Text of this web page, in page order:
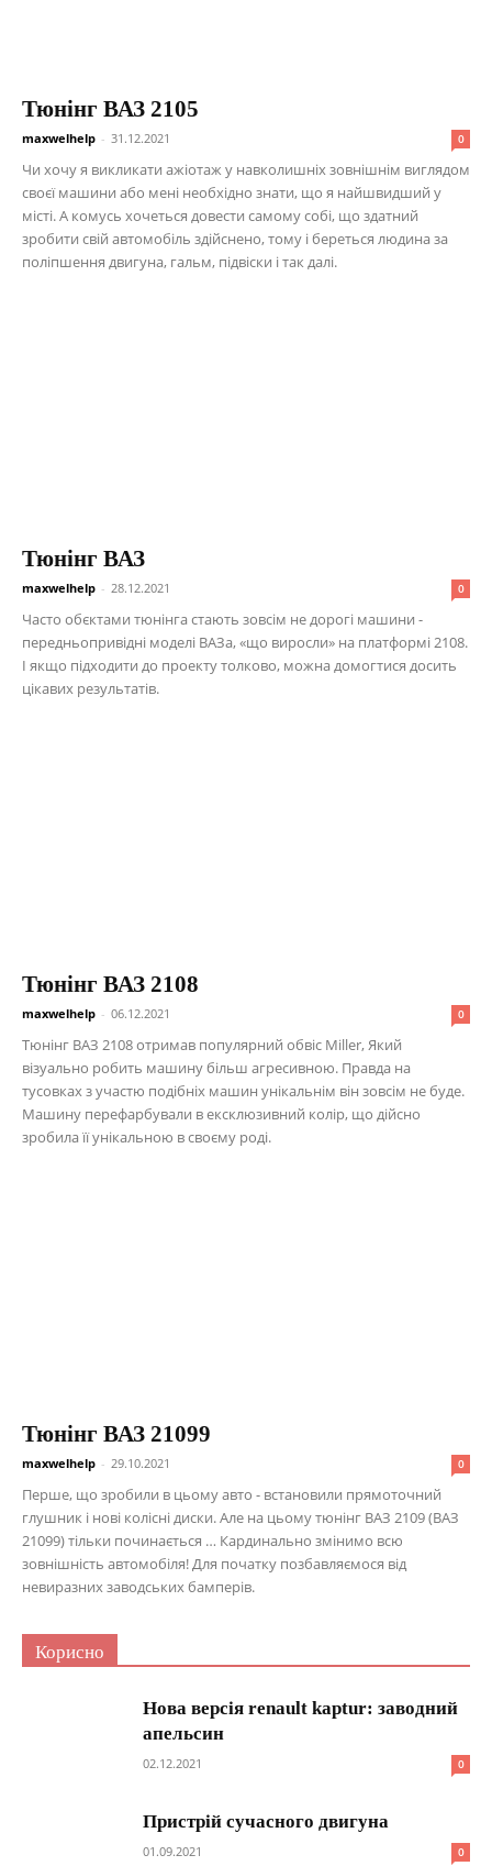
Тюнінг ВАЗ 2105
maxwelhelp - 31.12.2021 0
Чи хочу я викликати ажіотаж у навколишніх зовнішнім виглядом
своєї машини або мені необхідно знати, що я найшвидший у
місті. А комусь хочеться довести самому собі, що здатний
зробити свій автомобіль здійснено, тому і береться людина за
поліпшення двигуна, гальм, підвіски і так далі.
Тюнінг ВАЗ
maxwelhelp - 28.12.2021 0
Часто обєктами тюнінга стають зовсім не дорогі машини -
передньопривідні моделі ВАЗа, «що виросли» на платформі 2108.
І якщо підходити до проекту толково, можна домогтися досить
цікавих результатів.
Тюнінг ВАЗ 2108
maxwelhelp - 06.12.2021 0
Тюнінг ВАЗ 2108 отримав популярний обвіс Miller, Який
візуально робить машину більш агресивною. Правда на
тусовках з участю подібніх машин унікальнім він зовсім не буде.
Машину перефарбували в ексклюзивний колір, що дійсно
зробила її унікальною в своєму роді.
Тюнінг ВАЗ 21099
maxwelhelp - 29.10.2021 0
Перше, що зробили в цьому авто - встановили прямоточний
глушник і нові колісні диски. Але на цьому тюнінг ВАЗ 2109 (ВАЗ
21099) тільки починається … Кардинально змінимо всю
зовнішність автомобіля! Для початку позбавляємося від
невиразних заводських бамперів.
Корисно
Нова версія renault kaptur: заводний
апельсин
02.12.2021 0
Пристрій сучасного двигуна
01.09.2021 0